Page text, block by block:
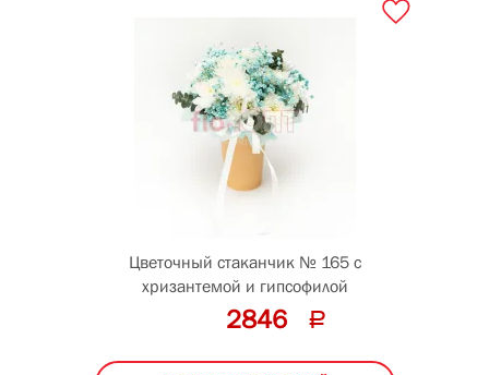
Цветочный стаканчик № 165 с
хризантемой и гипсофилой
2846